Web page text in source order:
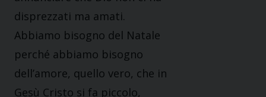
disprezzati ma amati.
Abbiamo bisogno del Natale
perché abbiamo bisogno
dell’amore, quello vero, che in
Gesù Cristo si fa piccolo,